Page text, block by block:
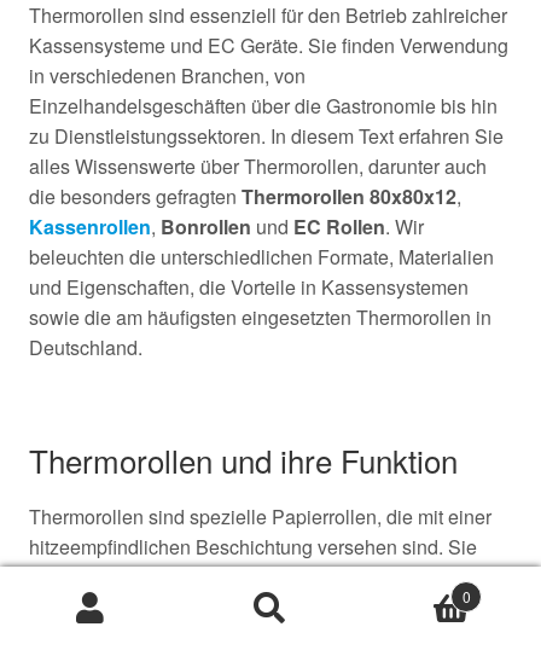
Thermorollen sind essenziell für den Betrieb zahlreicher
Kassensysteme und EC Geräte. Sie finden Verwendung
in verschiedenen Branchen, von
Einzelhandelsgeschäften über die Gastronomie bis hin
zu Dienstleistungssektoren. In diesem Text erfahren Sie
alles Wissenswerte über Thermorollen, darunter auch
die besonders gefragten Thermorollen 80x80x12,
Kassenrollen, Bonrollen und EC Rollen. Wir
beleuchten die unterschiedlichen Formate, Materialien
und Eigenschaften, die Vorteile in Kassensystemen
sowie die am häufigsten eingesetzten Thermorollen in
Deutschland.
Thermorollen und ihre Funktion
Thermorollen sind spezielle Papierrollen, die mit einer
hitzeempfindlichen Beschichtung versehen sind. Sie
ermöglichen das Drucken ohne Tinte oder Toner, indem
die Druckschrift durch Hitze direkt auf das Papier
0